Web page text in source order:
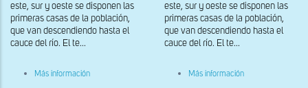
este, sur y oeste se disponen las
primeras casas de la población,
que van descendiendo hasta el
cauce del río. El te...
Más información
este, sur y oeste se disponen las
primeras casas de la población,
que van descendiendo hasta el
cauce del río. El te...
Más información